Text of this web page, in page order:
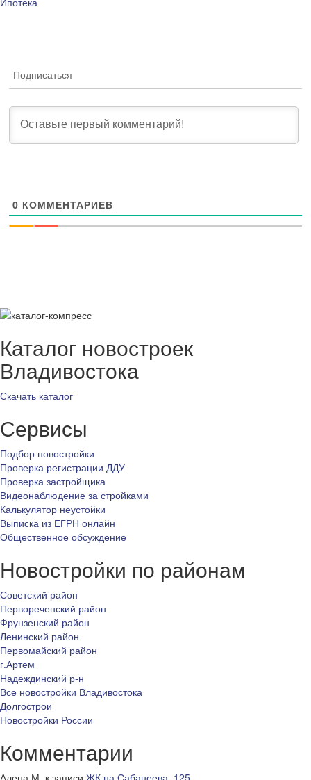
Подписаться
0 КОММЕНТАРИЕВ
Каталог новостроек
Владивостока
Скачать каталог
Сервисы
Подбор новостройки
Проверка регистрации ДДУ
Проверка застройщика
Видеонаблюдение за стройками
Калькулятор неустойки
Выписка из ЕГРН онлайн
Общественное обсуждение
Новостройки по районам
Советский район
Первореченский район
Фрунзенский район
Ленинский район
Первомайский район
г.Артем
Надеждинский р-н
Все новостройки Владивостока
Долгострои
Новостройки России
Комментарии